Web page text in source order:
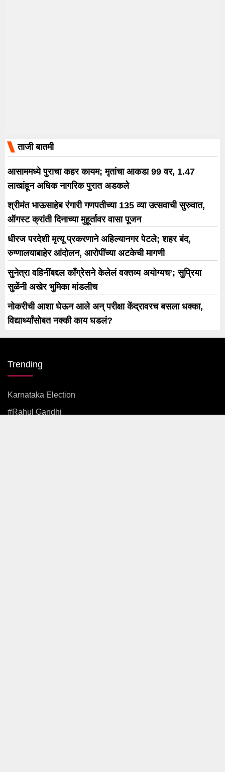
ताजी बातमी
आसाममध्ये पुराचा कहर कायम; मृतांचा आकडा 99 वर, 1.47
लाखांहून अधिक नागरिक पुरात अडकले
श्रीमंत भाऊसाहेब रंगारी गणपतीच्या 135 व्या उत्सवाची सुरुवात,
ऑगस्ट क्रांती दिनाच्या मुहूर्तावर वासा पूजन
धीरज परदेशी मृत्यू प्रकरणाने अहिल्यानगर पेटले; शहर बंद,
रुग्णालयाबाहेर आंदोलन, आरोपींच्या अटकेची मागणी
सुनेत्रा वहिनींबद्दल काँग्रेसने केलेलं वक्तव्य अयोग्यच’; सुप्रिया
सुळेंनी अखेर भुमिका मांडलीच
नोकरीची आशा घेऊन आले अन् परीक्षा केंद्रावरच बसला धक्का,
विद्यार्थ्यांसोबत नक्की काय घडलं?
Trending
Karnataka Election
#rahul Gandhi